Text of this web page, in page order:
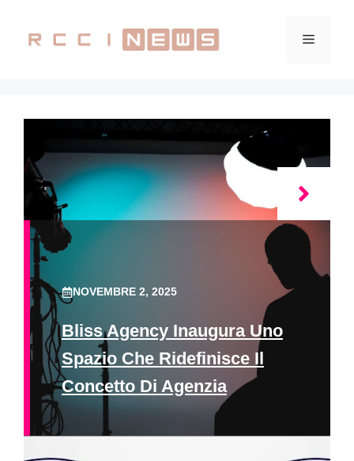
contenuto
Menu
NOVEMBRE 2, 2025
Bliss Agency Inaugura Uno
Spazio Che Ridefinisce Il
Concetto Di Agenzia